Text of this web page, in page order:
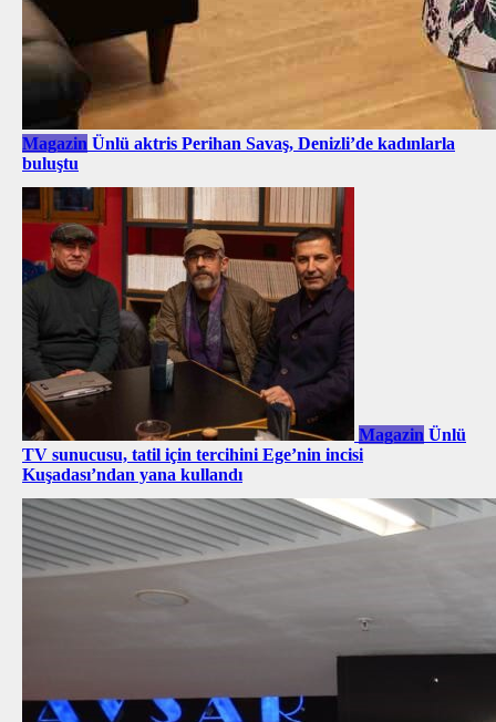
Magazin Ünlü aktris Perihan Savaş, Denizli’de kadınlarla
buluştu
Magazin Ünlü
TV sunucusu, tatil için tercihini Ege’nin incisi
Kuşadası’ndan yana kullandı